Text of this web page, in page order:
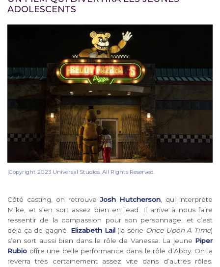
ADOLESCENTS
|Copyright 2023 Universal Studios. All Rights Reserved.
Côté casting, on retrouveJosh Hutcherson, qui interprète
Mike, et s’en sort assez bien en lead. Il arrive à nous faire
ressentir de la compassion pour son personnage, et c’est
déjà ça de gagné. Elizabeth Lail(la série Once Upon A Time)
s’en sort aussi bien dans le rôle de Vanessa. La jeune Piper
Rubio offre une belle performance dans le rôle d’Abby. On la
reverra très certainement assez vite dans d’autres rôles.